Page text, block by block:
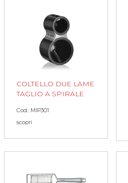
COLTELLO DUE LAME
TAGLIO A SPIRALE
Cod.: MIP301
scopri